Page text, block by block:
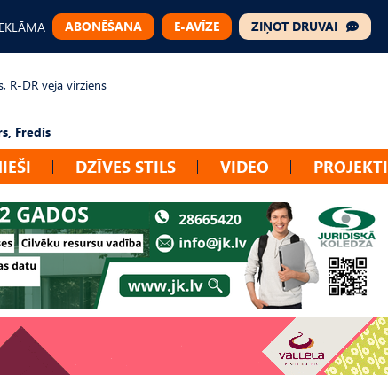
ABONĒŠANA E-AVĪZE ZIŅOT DRUVAI
R-DR vēja virziens
Fredis
DZĪVES STILS VIDEO PROJEKTI